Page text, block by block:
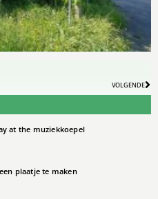
VOLGENDE
at the muziekkoepel
plaatje te maken